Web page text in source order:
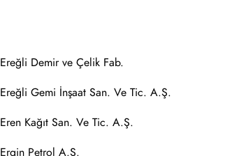
Ereğli Demir ve Çelik Fab.
Ereğli Gemi İnşaat San. Ve Tic. A.Ş.
Eren Kağıt San. Ve Tic. A.Ş.
Ergin Petrol A.Ş.